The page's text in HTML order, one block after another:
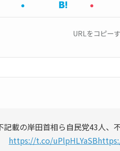
URLをコピー
記載の岸田首相ら自民党43人
https://t.co/uPlpHLYaSB